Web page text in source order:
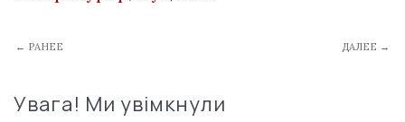
← РАНЕЕ ДАЛЕЕ →
Увага! Ми увімкнули